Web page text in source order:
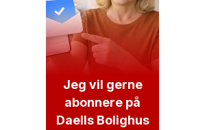
Jeg vil gerne
abonnere på
Daells Bolighus